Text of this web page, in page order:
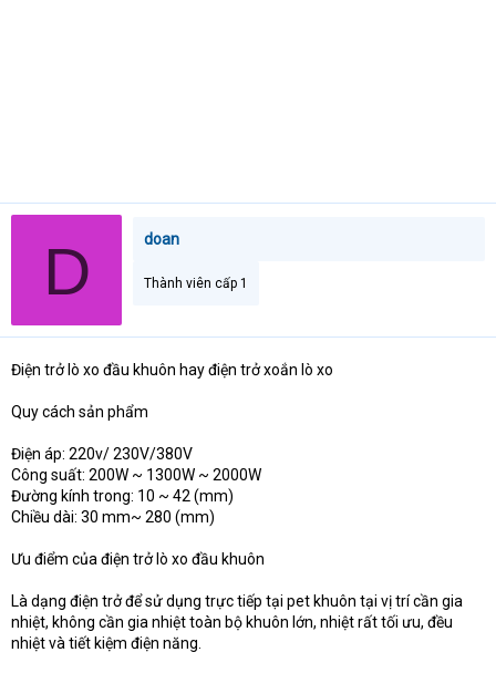
D doan
Thành viên cấp 1
Điện trở lò xo đầu khuôn hay điện trở xoắn lò xo
Quy cách sản phẩm
Điện áp: 220v/ 230V/380V
Công suất: 200W ~ 1300W ~ 2000W
Đường kính trong: 10 ~ 42 (mm)
Chiều dài: 30 mm~ 280 (mm)
Ưu điểm của điện trở lò xo đầu khuôn
Là dạng điện trở để sử dụng trực tiếp tại pet khuôn tại vị trí cần gia
nhiệt, không cần gia nhiệt toàn bộ khuôn lớn, nhiệt rất tối ưu, đều
nhiệt và tiết kiệm điện năng.